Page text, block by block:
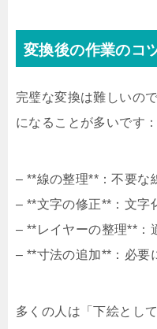
変換後の作業のコ
完璧な変換は難しいの
になることが多いです：
– **線の整理**：不要な
– **文字の修正**：文字
– **レイヤーの整理**：
– **寸法の追加**：必要
多くの人は「下絵とし